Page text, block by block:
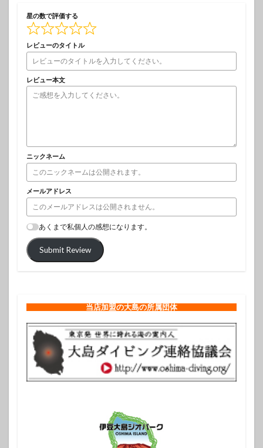
星の数で評価する
レビューのタイトル
レビュー本文
ニックネーム
メールアドレス
あくまで私個人の感想になります。
Submit Review
当店加盟の大島の所属団体